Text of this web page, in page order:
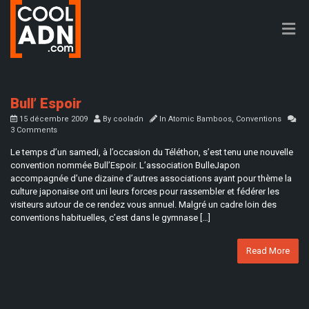
Bull’ Espoir
15 décembre 2009 By cooladn In Atomic Bamboos, Conventions
3 Comments
Le temps d’un samedi, à l’occasion du Téléthon, s’est tenu une nouvelle
convention nommée Bull’Espoir. L’association BulleJapon
accompagnée d’une dizaine d’autres associations ayant pour thème la
culture japonaise ont uni leurs forces pour rassembler et fédérer les
visiteurs autour de ce rendez vous annuel. Malgré un cadre loin des
conventions habituelles, c’est dans le gymnase […]
Read More